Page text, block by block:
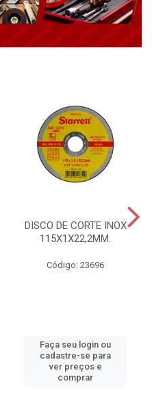
DISCO DE CORTE INOX
115X1X22,2MM.
Código: 23696
Faça seu login ou
cadastre-se para
ver preços e
comprar